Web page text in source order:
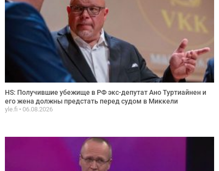
HS: Получившие убежище в РФ экс-депутат Ано Туртиайнен и
его жена должны предстать перед судом в Миккели
yle.fi 06.08.2026